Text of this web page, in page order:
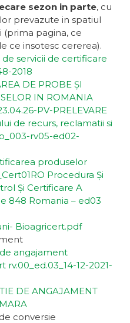
sezon in parte, cu
prevazute in spatiul
pagina, ce
ce insotesc cererea).
servicii de certificare
2018
DE PROBE ȘI
IN ROMANIA
PV-PRELEVARE
de recurs, reclamatii si
rv05-ed02-
produselor
Procedura Și
Și Certificare A
848 Romania – ed03
Bioagricert.pdf
angajament
12-2021-
DE ANGAJAMENT
conversie